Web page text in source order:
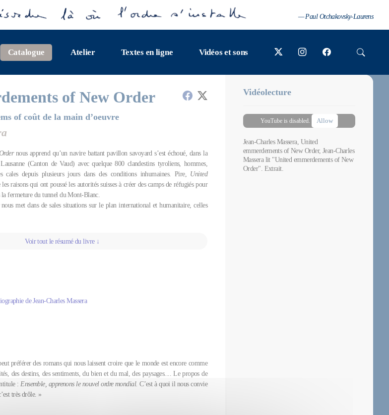
— Paul Otchakovsky-Laurens
Catalogue Atelier Textes en ligne Vidéos et sons
of New Order
of coût de la main d’oeuvre
nous apprend qu’un navire battant pavillon savoyard s’est échoué, dans la
(Canton de Vaud) avec quelque 800 clandestins tyroliens, hommes,
cales depuis plusieurs jours dans des conditions inhumaines. Pire, United
raisons qui ont poussé les autorités suisses à créer des camps de réfugiés pour
la fermeture du tunnel du Mont-Blanc.
met dans de sales situations sur le plan international et humanitaire, celles
Voir tout le résumé du livre ↓
de Jean-Charles Massera
préférer des romans qui nous laissent croire que le monde est encore comme
des destins, des sentiments, du bien et du mal, des paysages.... Le propos de
:Ensemble, apprenons le nouvel ordre mondial. C’est à quoi il nous convie
très drôle. »
Vidéolecture
YouTube is disabled. Allow
Jean-Charles Massera, United
emmerdements of New Order, Jean-Charles
Massera lit "United emmerdements of New
Order". Extrait.